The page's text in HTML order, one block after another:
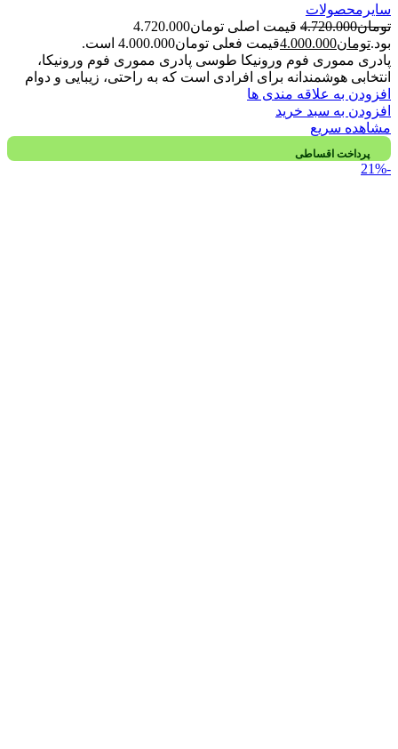
سایرمحصولات
تومان4.720.000
قیمت اصلی تومان4.720.000
بود.تومان4.000.000قیمت فعلی تومان4.000.000 است.
پادری مموری فوم ورونیکا طوسی پادری مموری فوم ورونیکا،
انتخابی هوشمندانه برای افرادی است که به راحتی، زیبایی و دوام
افزودن به علاقه مندی ها
افزودن به سبد خرید
مشاهده سریع
پرداخت اقساطی
-21%